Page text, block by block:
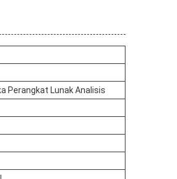
Perangkat Lunak Analisis